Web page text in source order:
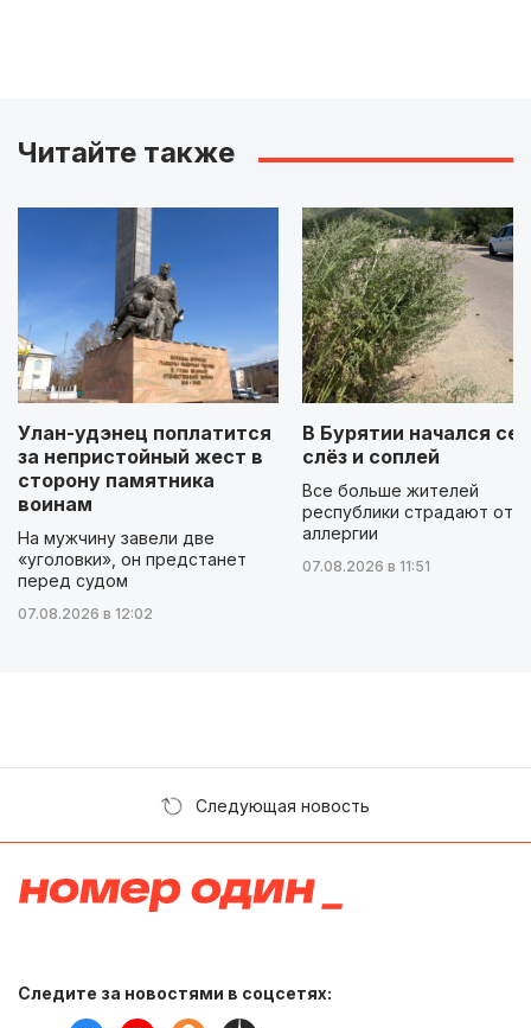
Читайте также
Улан-удэнец поплатится
за непристойный жест в
сторону памятника
воинам
На мужчину завели две
«уголовки», он предстанет
перед судом
07.08.2026 в 12:02
В Бурятии начался
слёз и соплей
Все больше жителей
республики страдают от
аллергии
07.08.2026 в 11:51
Следующая новость
Следите за новостями в соцсетях: